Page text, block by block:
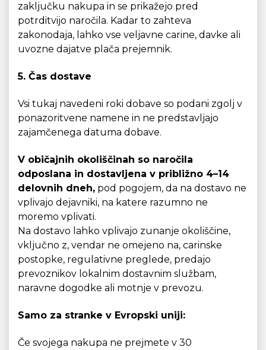
zaključku nakupa in se prikažejo pred
potrditvijo naročila. Kadar to zahteva
zakonodaja, lahko vse veljavne carine, davke ali
uvozne dajatve plača prejemnik.
5. Čas dostave
Vsi tukaj navedeni roki dobave so podani zgolj v
ponazoritvene namene in ne predstavljajo
zajamčenega datuma dobave.
V običajnih okoliščinah so naročila
odposlana in dostavljena v približno 4–14
delovnih dneh, pod pogojem, da na dostavo ne
vplivajo dejavniki, na katere razumno ne
moremo vplivati.
Na dostavo lahko vplivajo zunanje okoliščine,
vključno z, vendar ne omejeno na, carinske
postopke, regulativne preglede, predajo
prevoznikov lokalnim dostavnim službam,
naravne dogodke ali motnje v prevozu.
Samo za stranke v Evropski uniji:
Če svojega nakupa ne prejmete v 30